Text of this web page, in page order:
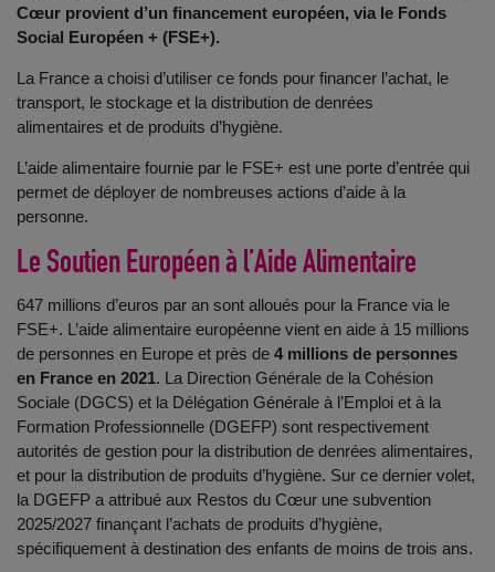
Cœur provient d’un financement européen, via le Fonds
Social Européen + (FSE+).
La France a choisi d’utiliser ce fonds pour financer l’achat, le
transport, le stockage et la distribution de denrées
alimentaires et de produits d’hygiène.
L’aide alimentaire fournie par le FSE+ est une porte d’entrée qui
permet de déployer de nombreuses actions d’aide à la
personne.
Le Soutien Européen à l’Aide Alimentaire
647 millions d’euros par an sont alloués pour la France via le
FSE+. L’aide alimentaire européenne vient en aide à 15 millions
de personnes en Europe et près de 4 millions de personnes
en France en 2021. La Direction Générale de la Cohésion
Sociale (DGCS) et la Délégation Générale à l’Emploi et à la
Formation Professionnelle (DGEFP) sont respectivement
autorités de gestion pour la distribution de denrées alimentaires,
et pour la distribution de produits d’hygiène. Sur ce dernier volet,
la DGEFP a attribué aux Restos du Cœur une subvention
2025/2027 finançant l’achats de produits d’hygiène,
spécifiquement à destination des enfants de moins de trois ans.